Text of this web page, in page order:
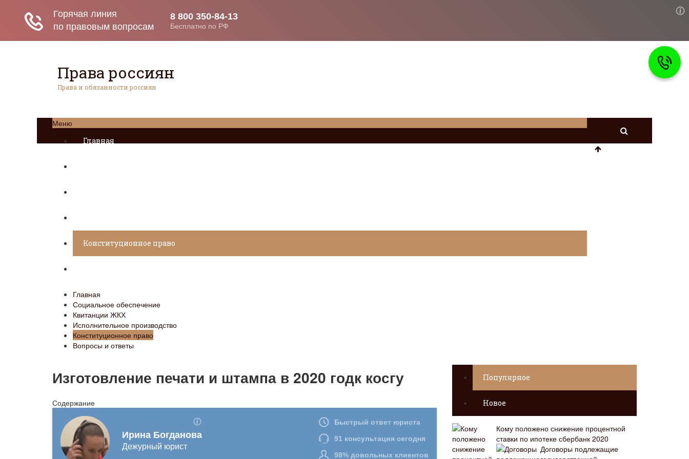
Права россиян
Права и обязанности россиян
Меню
Главная
Конституционное право
Главная
Социальное обеспечение
Квитанции ЖКХ
Исполнительное производство
Конституционное право
Вопросы и ответы
Изготовление печати и штампа в 2020 годк косгу
Содержание
Популярное
Новое
Кому положено снижение процентной
ставки по ипотеке сбербанк 2020
Договоры подлежащие